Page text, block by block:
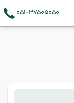
051-37505050